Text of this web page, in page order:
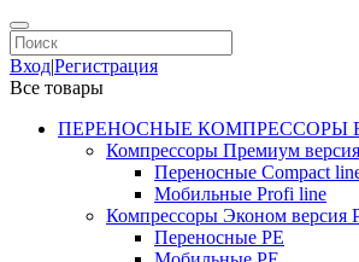
Вход|Регистрация
Все товары
ПЕРЕНОСНЫЕ КОМПРЕССОРЫ
Компрессоры Премиум
Переносные Compact
Мобильные Profi line
Компрессоры Эконом версия
Переносные PE